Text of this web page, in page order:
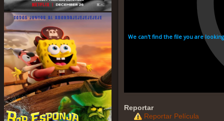
Reportar
Reportar Película